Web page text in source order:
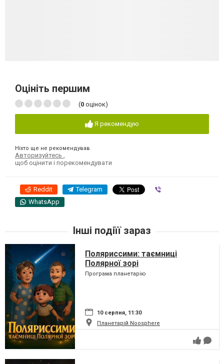
Оцініть першим
(0 оцінок)
Я рекомендую
Ніхто ще не рекомендував
Авторизуйтесь ,
щоб оцінити і порекомендувати
Reddit Telegram
WhatsApp
Інші подіїї зараз
Поляриссими: таємниці
Полярної зорі
Програма планетарію
10 серпня, 11:30
Планетарій Noosphere